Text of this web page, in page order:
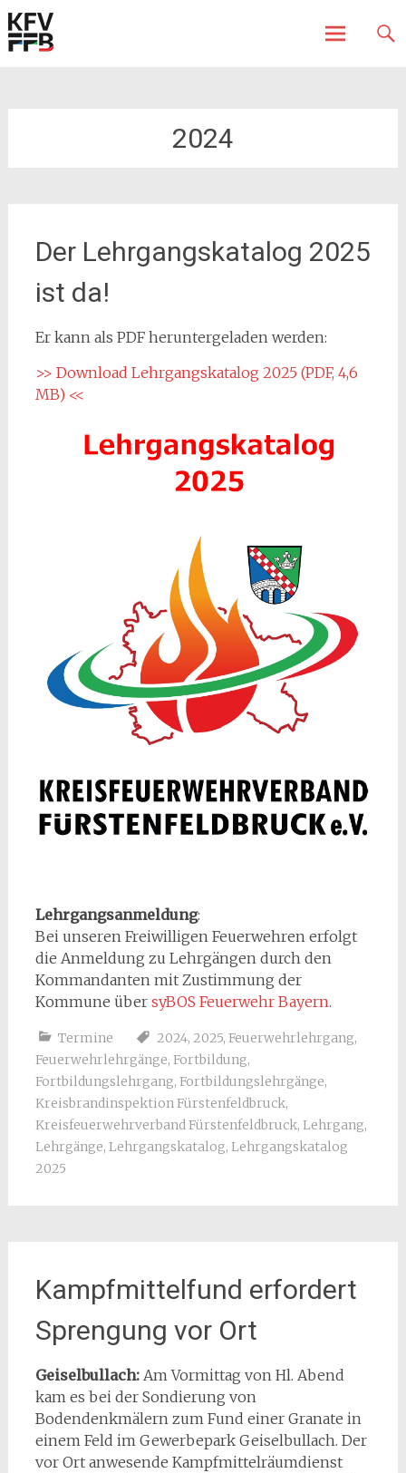
2024
Der Lehrgangskatalog 2025
ist da!
Er kann als PDF heruntergeladen werden:
>> Download Lehrgangskatalog 2025 (PDF, 4,6
MB) <<
Lehrgangsanmeldung:
Bei unseren Freiwilligen Feuerwehren erfolgt
die Anmeldung zu Lehrgängen durch den
Kommandanten mit Zustimmung der
Kommune über syBOS Feuerwehr Bayern.
Termine 2024, 2025, Feuerwehrlehrgang,
Feuerwehrlehrgänge, Fortbildung,
Fortbildungslehrgang, Fortbildungslehrgänge,
Kreisbrandinspektion Fürstenfeldbruck,
Kreisfeuerwehrverband Fürstenfeldbruck, Lehrgang,
Lehrgänge, Lehrgangskatalog, Lehrgangskatalog
2025
Kampfmittelfund erfordert
Sprengung vor Ort
Geiselbullach:Am Vormittag von Hl. Abend
kam es bei der Sondierung von
Bodendenkmälern zum Fund einer Granate in
einem Feld im Gewerbepark Geiselbullach. Der
vor Ort anwesende Kampfmittelräumdienst